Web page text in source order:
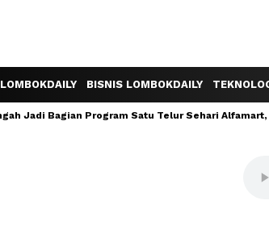
BISNIS LOMBOKDAILY
Jadi Bagian Program Satu Telur Sehari